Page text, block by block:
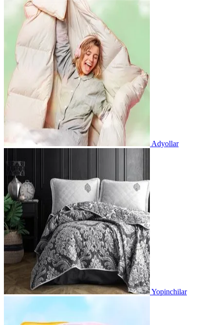
Adyollar
Yopinchilar